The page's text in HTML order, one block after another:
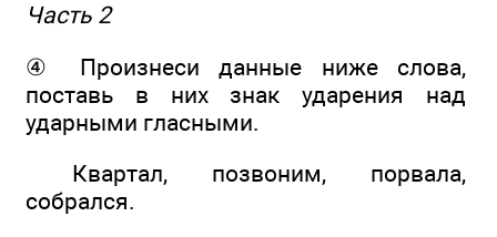
Часть 2
④ Произнеси данные ниже слова,
поставь в них знак ударения над
ударными гласными.
Квартал, позвоним, порвала,
собрался.